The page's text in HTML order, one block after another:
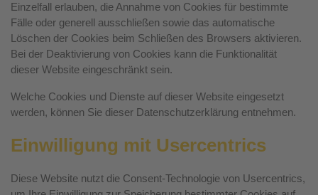
Einzelfall erlauben, die Annahme von Cookies für bestimmte
Fälle oder generell ausschließen sowie das automatische
Löschen der Cookies beim Schließen des Browsers aktivieren.
Bei der Deaktivierung von Cookies kann die Funktionalität
dieser Website eingeschränkt sein.
Welche Cookies und Dienste auf dieser Website eingesetzt
werden, können Sie dieser Datenschutzerklärung entnehmen.
Einwilligung mit Usercentrics
Diese Website nutzt die Consent-Technologie von Usercentrics,